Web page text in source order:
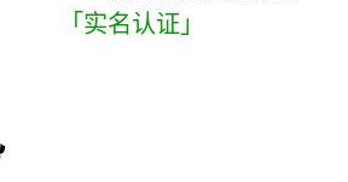
「实名认证」